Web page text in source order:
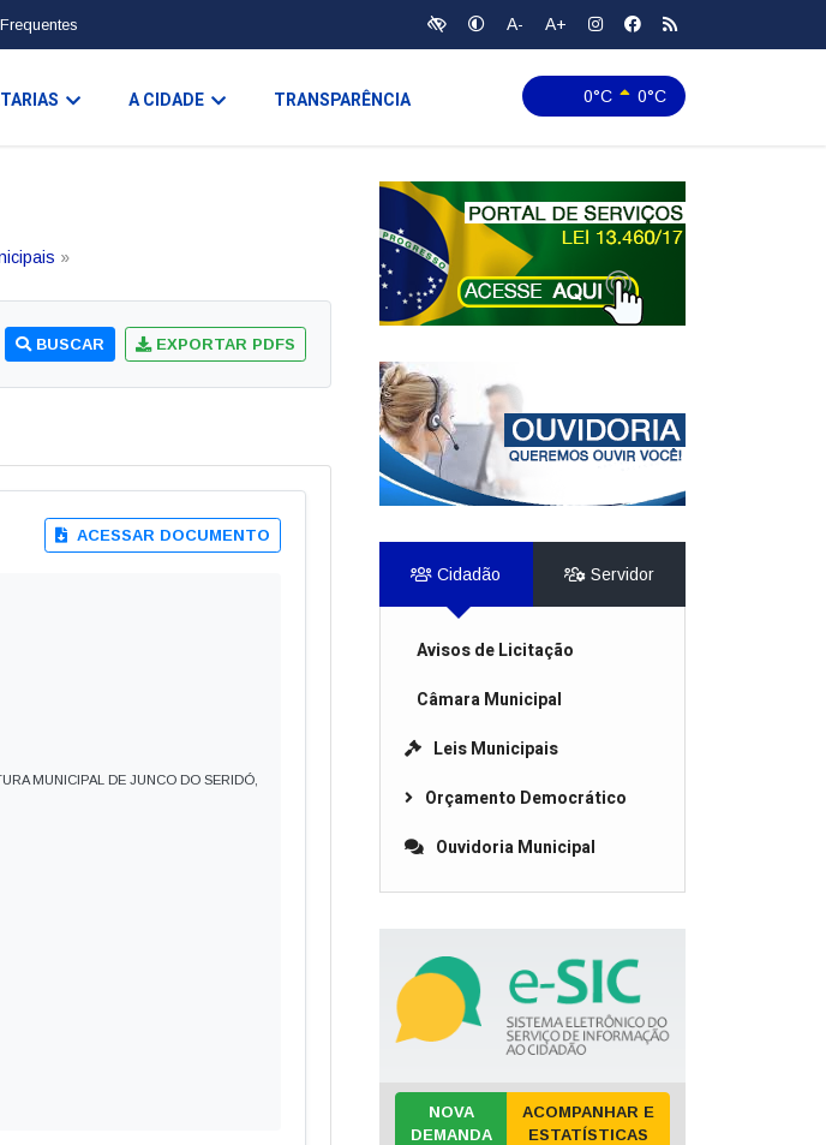
A- A+
0°C 0°C
A CIDADE TRANSPARÊNCIA
»
BUSCAR EXPORTAR PDFS
ACESSAR DOCUMENTO
MUNICIPAL DE JUNCO DO SERIDÓ,
Cidadão Servidor
Avisos de Licitação
Câmara Municipal
Leis Municipais
Orçamento Democrático
Ouvidoria Municipal
NOVA
DEMANDA
ACOMPANHAR E
ESTATÍSTICAS